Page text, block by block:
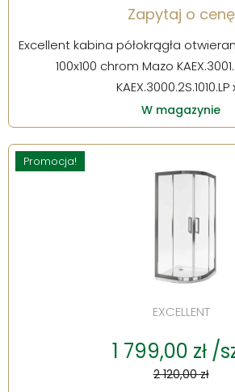
Zapytaj o cenę
Excellent kabina półokrągła
100x100 chrom Mazo
KAEX.3000.2S.1010.LP
W magazynie
Promocja!
EXCELLENT
1 799,00 zł /
2 120,00 zł